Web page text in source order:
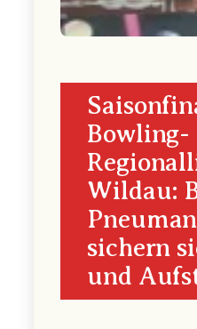
Bowling-
Wildau:
sichern
und